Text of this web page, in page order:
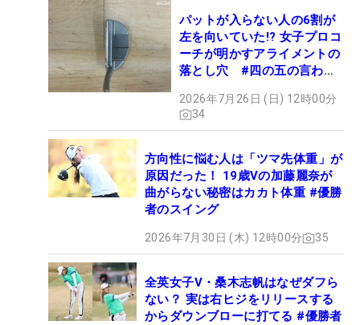
パットが入らない人の6割が
左を向いていた!? 女子プロコ
ーチが明かすアライメントの
落とし穴 #四の五の言わず
2026年7月26日 (日) 12時00分
34
方向性に悩む人は「ツマ先体重」が
原因だった！ 19歳Vの加藤麗奈が
曲がらない秘密はカカト体重 #優勝
者のスイング
2026年7月30日 (木) 12時00分 35
全英女子V・桑木志帆はなぜダフら
ない？ 実は右ヒジをリリースする
からダウンブローに打てる #優勝者